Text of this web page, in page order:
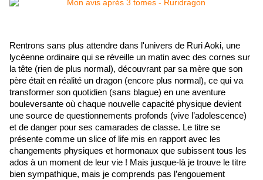
Rentrons sans plus attendre dans l'univers de Ruri Aoki, une
lycéenne ordinaire qui se réveille un matin avec des cornes sur
la tête (rien de plus normal), découvrant par sa mère que son
père était en réalité un dragon (encore plus normal), ce qui va
transformer son quotidien (sans blague) en une aventure
bouleversante où chaque nouvelle capacité physique devient
une source de questionnements profonds (vive l’adolescence)
et de danger pour ses camarades de classe. Le titre se
présente comme un slice of life mis en rapport avec les
changements physiques et hormonaux que subissent tous les
ados à un moment de leur vie ! Mais jusque-là je trouve le titre
bien sympathique, mais je comprends pas l’engouement